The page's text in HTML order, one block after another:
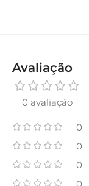
Avaliação
0 avaliação
0
0
0